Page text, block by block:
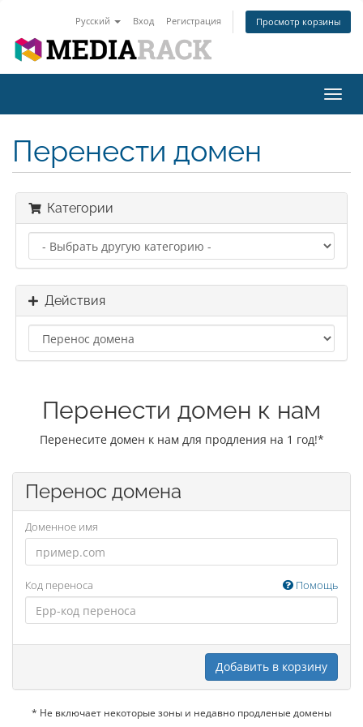
Русский Вход Регистрация Просмотр корзины
Перенести домен
Категории
Действия
Перенести домен к нам
Перенесите домен к нам для продления на 1 год!*
Перенос домена
Доменное имя
Код переноса Помощь
Добавить в корзину
* Не включает некоторые зоны и недавно продленые домены